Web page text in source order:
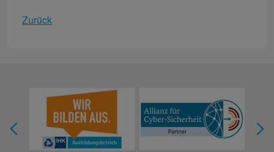
Zurück